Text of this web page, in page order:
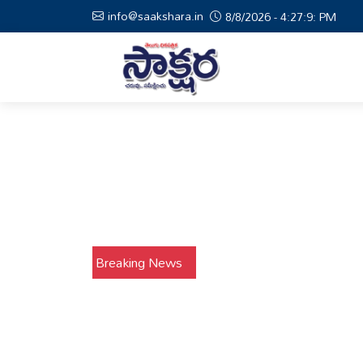
info@saakshara.in 8/8/2026 - 4:27:10: PM
Breaking News